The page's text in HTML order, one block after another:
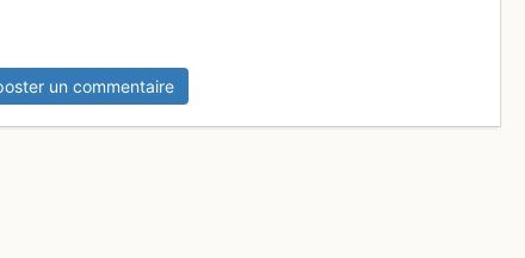
un commentaire